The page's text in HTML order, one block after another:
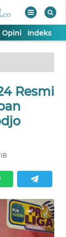
Opini Indeks
Resmi